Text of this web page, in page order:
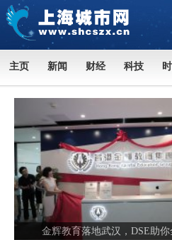
主页 新闻 财经 科技
金辉教育落地武汉，DSE助你